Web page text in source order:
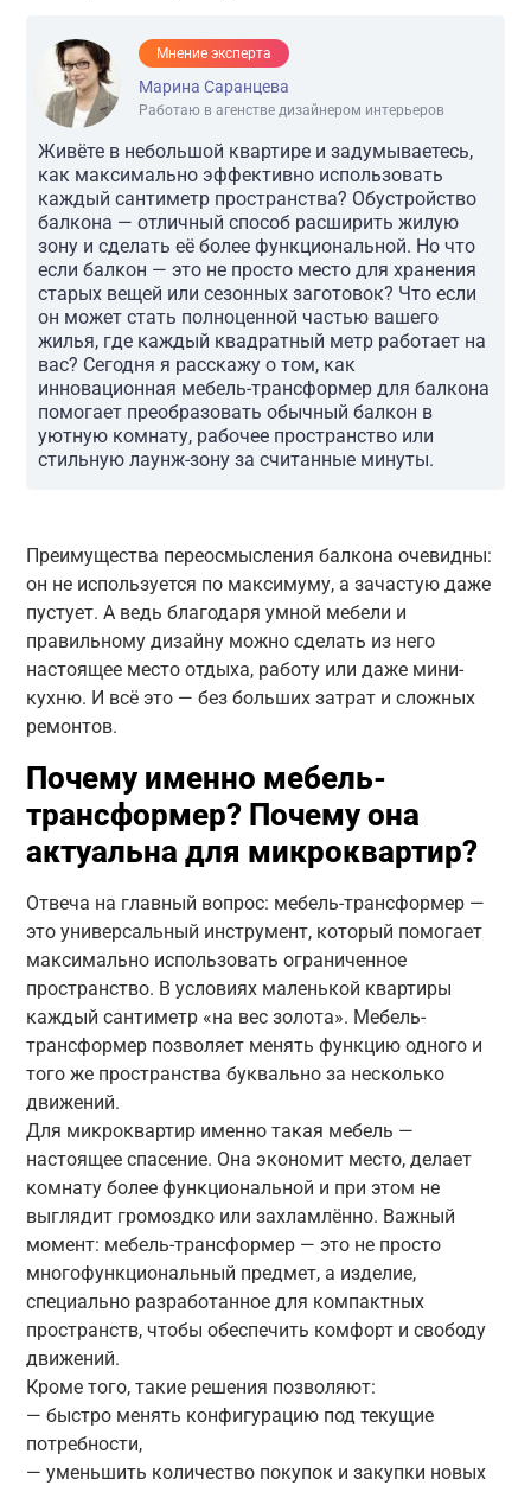
Мнение эксперта
Марина Саранцева
Работаю в агенстве дизайнером интерьеров
Живёте в небольшой квартире и задумываетесь,
как максимально эффективно использовать
каждый сантиметр пространства? Обустройство
балкона — отличный способ расширить жилую
зону и сделать её более функциональной. Но что
если балкон — это не просто место для хранения
старых вещей или сезонных заготовок? Что если
он может стать полноценной частью вашего
жилья, где каждый квадратный метр работает на
вас? Сегодня я расскажу о том, как
инновационная мебель-трансформер для балкона
помогает преобразовать обычный балкон в
уютную комнату, рабочее пространство или
стильную лаунж-зону за считанные минуты.
Преимущества переосмысления балкона очевидны:
он не используется по максимуму, а зачастую даже
пустует. А ведь благодаря умной мебели и
правильному дизайну можно сделать из него
настоящее место отдыха, работу или даже мини-
кухню. И всё это — без больших затрат и сложных
ремонтов.
Почему именно мебель-
трансформер? Почему она
актуальна для микроквартир?
Отвеча на главный вопрос: мебель-трансформер —
это универсальный инструмент, который помогает
максимально использовать ограниченное
пространство. В условиях маленькой квартиры
каждый сантиметр «на вес золота». Мебель-
трансформер позволяет менять функцию одного и
того же пространства буквально за несколько
движений.
Для микроквартир именно такая мебель —
настоящее спасение. Она экономит место, делает
комнату более функциональной и при этом не
выглядит громоздко или захламлённо. Важный
момент: мебель-трансформер — это не просто
многофункциональный предмет, а изделие,
специально разработанное для компактных
пространств, чтобы обеспечить комфорт и свободу
движений.
Кроме того, такие решения позволяют:
— быстро менять конфигурацию под текущие
потребности,
— уменьшить количество покупок и закупки новых